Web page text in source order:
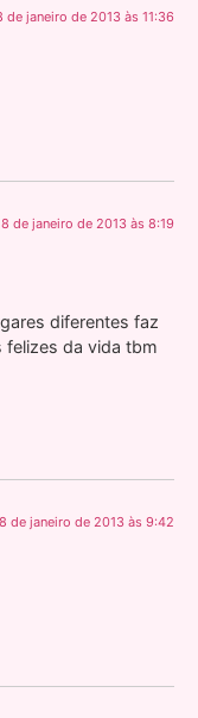
de janeiro de 2013 às 11:36
8 de janeiro de 2013 às 8:19
diferentes faz
felizes da vida tbm
8 de janeiro de 2013 às 9:42